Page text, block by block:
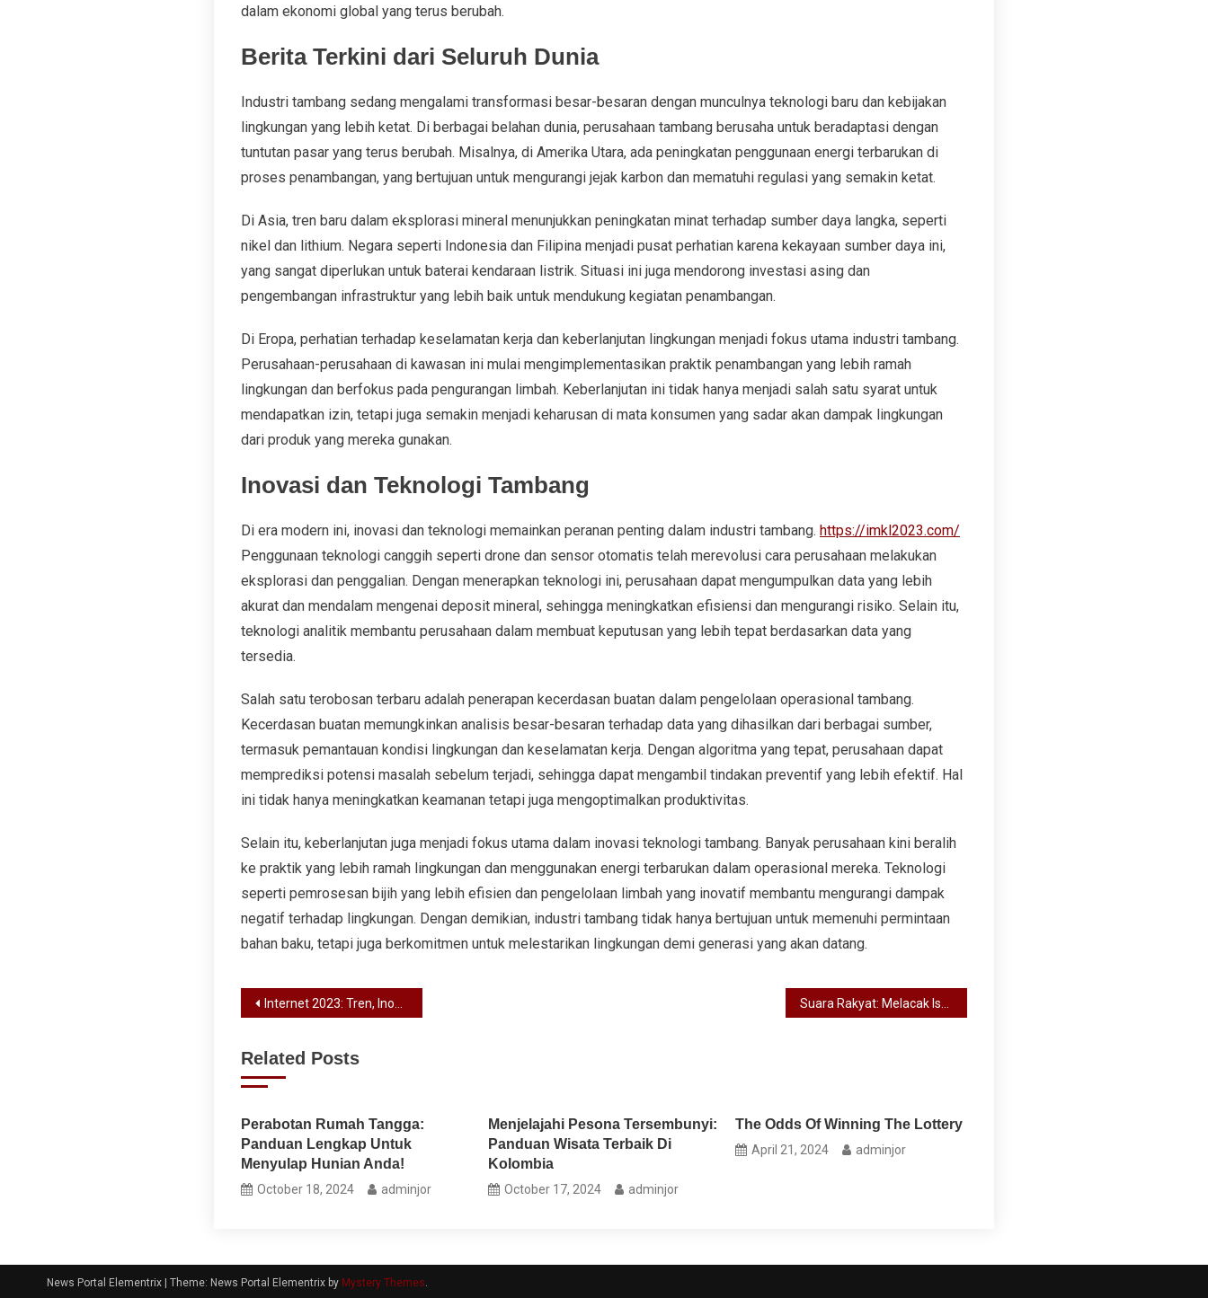
dalam ekonomi global yang terus berubah.
Berita Terkini dari Seluruh Dunia
Industri tambang sedang mengalami transformasi besar-besaran dengan munculnya teknologi baru dan kebijakan
lingkungan yang lebih ketat. Di berbagai belahan dunia, perusahaan tambang berusaha untuk beradaptasi dengan
tuntutan pasar yang terus berubah. Misalnya, di Amerika Utara, ada peningkatan penggunaan energi terbarukan di
proses penambangan, yang bertujuan untuk mengurangi jejak karbon dan mematuhi regulasi yang semakin ketat.
Di Asia, tren baru dalam eksplorasi mineral menunjukkan peningkatan minat terhadap sumber daya langka, seperti
nikel dan lithium. Negara seperti Indonesia dan Filipina menjadi pusat perhatian karena kekayaan sumber daya ini,
yang sangat diperlukan untuk baterai kendaraan listrik. Situasi ini juga mendorong investasi asing dan
pengembangan infrastruktur yang lebih baik untuk mendukung kegiatan penambangan.
Di Eropa, perhatian terhadap keselamatan kerja dan keberlanjutan lingkungan menjadi fokus utama industri tambang.
Perusahaan-perusahaan di kawasan ini mulai mengimplementasikan praktik penambangan yang lebih ramah
lingkungan dan berfokus pada pengurangan limbah. Keberlanjutan ini tidak hanya menjadi salah satu syarat untuk
mendapatkan izin, tetapi juga semakin menjadi keharusan di mata konsumen yang sadar akan dampak lingkungan
dari produk yang mereka gunakan.
Inovasi dan Teknologi Tambang
Di era modern ini, inovasi dan teknologi memainkan peranan penting dalam industri tambang. https://imkl2023.com/
Penggunaan teknologi canggih seperti drone dan sensor otomatis telah merevolusi cara perusahaan melakukan
eksplorasi dan penggalian. Dengan menerapkan teknologi ini, perusahaan dapat mengumpulkan data yang lebih
akurat dan mendalam mengenai deposit mineral, sehingga meningkatkan efisiensi dan mengurangi risiko. Selain itu,
teknologi analitik membantu perusahaan dalam membuat keputusan yang lebih tepat berdasarkan data yang
tersedia.
Salah satu terobosan terbaru adalah penerapan kecerdasan buatan dalam pengelolaan operasional tambang.
Kecerdasan buatan memungkinkan analisis besar-besaran terhadap data yang dihasilkan dari berbagai sumber,
termasuk pemantauan kondisi lingkungan dan keselamatan kerja. Dengan algoritma yang tepat, perusahaan dapat
memprediksi potensi masalah sebelum terjadi, sehingga dapat mengambil tindakan preventif yang lebih efektif. Hal
ini tidak hanya meningkatkan keamanan tetapi juga mengoptimalkan produktivitas.
Selain itu, keberlanjutan juga menjadi fokus utama dalam inovasi teknologi tambang. Banyak perusahaan kini beralih
ke praktik yang lebih ramah lingkungan dan menggunakan energi terbarukan dalam operasional mereka. Teknologi
seperti pemrosesan bijih yang lebih efisien dan pengelolaan limbah yang inovatif membantu mengurangi dampak
negatif terhadap lingkungan. Dengan demikian, industri tambang tidak hanya bertujuan untuk memenuhi permintaan
bahan baku, tetapi juga berkomitmen untuk melestarikan lingkungan demi generasi yang akan datang.
Post
Internet 2023: Tren, Inovasi, dan Tantangan Terbaru yang Perlu Diketahui
Related Posts
Perabotan Rumah Tangga:
Panduan Lengkap Untuk
Menyulap Hunian Anda!
October 18, 2024 adminjor
Menjelajahi Pesona Tersembunyi:
Panduan Wisata Terbaik Di
Kolombia
October 17, 2024 adminjor
The Odds Of Winning The Lottery
April 21, 2024 adminjor
News Portal Elementrix Theme: News Portal Elementrix by Mystery Themes.